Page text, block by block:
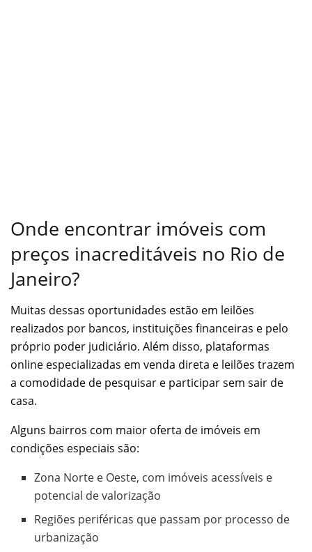
Onde encontrar imóveis com
preços inacreditáveis no Rio de
Janeiro?
Muitas dessas oportunidades estão em leilões
realizados por bancos, instituições financeiras e pelo
próprio poder judiciário. Além disso, plataformas
online especializadas em venda direta e leilões trazem
a comodidade de pesquisar e participar sem sair de
casa.
Alguns bairros com maior oferta de imóveis em
condições especiais são:
Zona Norte e Oeste, com imóveis acessíveis e
potencial de valorização
Regiões periféricas que passam por processo de
urbanização